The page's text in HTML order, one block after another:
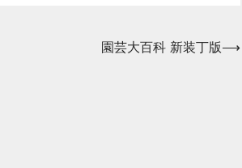
園芸大百科 新装丁版⟶